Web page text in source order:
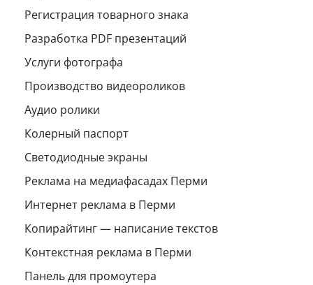
Регистрация товарного знака
Разработка PDF презентаций
Услуги фотографа
Производство видеороликов
Аудио ролики
Колерный паспорт
Светодиодные экраны
Реклама на медиафасадах Перми
Интернет реклама в Перми
Копирайтинг — написание текстов
Контекстная реклама в Перми
Панель для промоутера